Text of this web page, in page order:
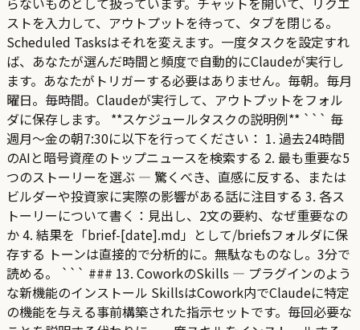
ストを入力して、アウトプットを待って、タブを閉じる。
Scheduled Tasksはそれを変えます。一度タスクを設定すれ
ば、あなたが選んだ時間と頻度で自動的にClaudeが実行し
ます。あなたがトリガーする必要はありません。毎朝。毎月
曜日。毎時間。Claudeが実行して、アウトプットをフォル
ダに保存します。 **スケジュールタスクの説明例** ``` 毎
週月〜金の朝7:30に以下を行ってください： 1. 過去24時間
のAIと暗号資産のトップニュースを検索する 2. 最も重要な5
つのストーリーを選ぶ — 驚くべき、直感に反する、または
ビルダーや投資家に実際の影響がある話に注目する 3. 各ス
トーリーについて書く：見出し、2文の要約、なぜ重要なの
か 4. 結果を「brief-[date].md」として/briefsフォルダに保
存する トーンは直接的で分析的に。無駄なものなし。3分で
読める。 ``` ### 13. CoworkのSkills — プラグインのよう
な新機能のインストール SkillsはCowork内でClaudeに特定
の機能を与える事前構築された指示セットです。毎回必要な